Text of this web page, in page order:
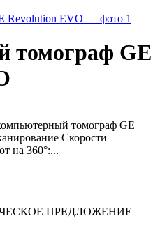
томограф GE
томограф GE
Скорости
на 360°:...
ПРЕДЛОЖЕНИЕ